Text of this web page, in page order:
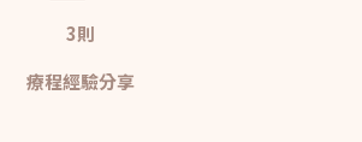
3則
療程經驗分享